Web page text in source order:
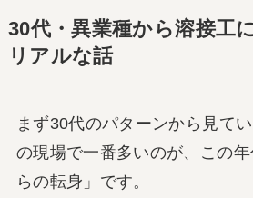
30代・異業種から溶接工
リアルな話
まず30代のパターンから見て
の現場で一番多いのが、この
らの転身」です。